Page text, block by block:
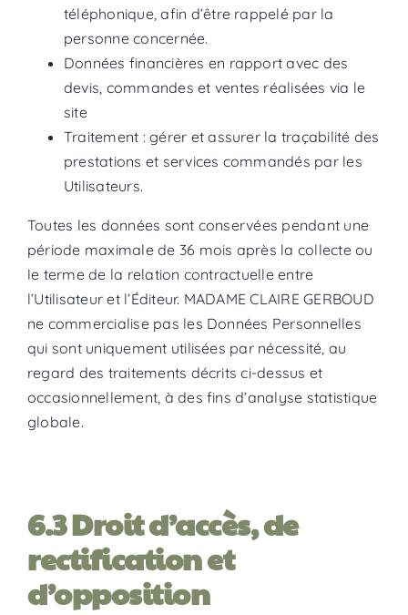
téléphonique, afin d’être rappelé par la
personne concernée.
Données financières en rapport avec des
devis, commandes et ventes réalisées via le
site
Traitement : gérer et assurer la traçabilité des
prestations et services commandés par les
Utilisateurs.
Toutes les données sont conservées pendant une
période maximale de 36 mois après la collecte ou
le terme de la relation contractuelle entre
l’Utilisateur et l’Éditeur. MADAME CLAIRE GERBOUD
ne commercialise pas les Données Personnelles
qui sont uniquement utilisées par nécessité, au
regard des traitements décrits ci-dessus et
occasionnellement, à des fins d’analyse statistique
globale.
6.3 Droit d’accès, de
rectification et
d’opposition